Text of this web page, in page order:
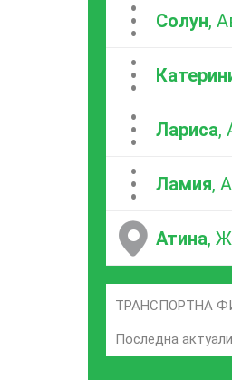
...Солун,
...
...Лариса,
...Ламия,
Атина,
ТРАНСПОРТНА
Последна